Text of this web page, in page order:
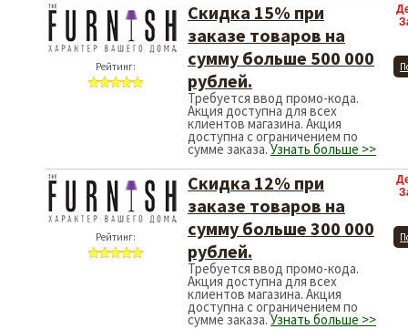
Рейтинг:
Скидка 15% при
заказе товаров на
сумму больше 500 000
рублей.
Требуется ввод промо-кода.
Акция доступна для всех
клиентов магазина. Акция
доступна с ограничением по
сумме заказа.Узнать больше >>
Рейтинг:
Скидка 12% при
заказе товаров на
сумму больше 300 000
рублей.
Требуется ввод промо-кода.
Акция доступна для всех
клиентов магазина. Акция
доступна с ограничением по
сумме заказа.Узнать больше >>